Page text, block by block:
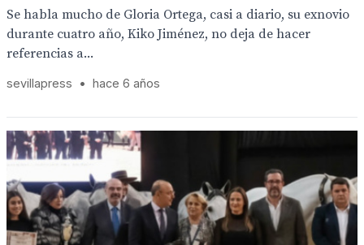
Se habla mucho de Gloria Ortega, casi a diario, su exnovio
durante cuatro año, Kiko Jiménez, no deja de hacer
referencias a...
sevillapress • hace 6 años